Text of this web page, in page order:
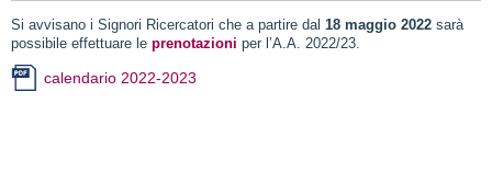
Si avvisano i Signori Ricercatori che a partire dal 18 maggio 2022 sarà
possibile effettuare le prenotazioni per l’A.A. 2022/23.
calendario 2022-2023